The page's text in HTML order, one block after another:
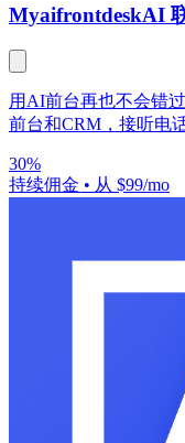
MyaifrontdeskAI
用AI前台再也不会错
前台和CRM，接听电
30%
持续佣金 • 从 $99/mo